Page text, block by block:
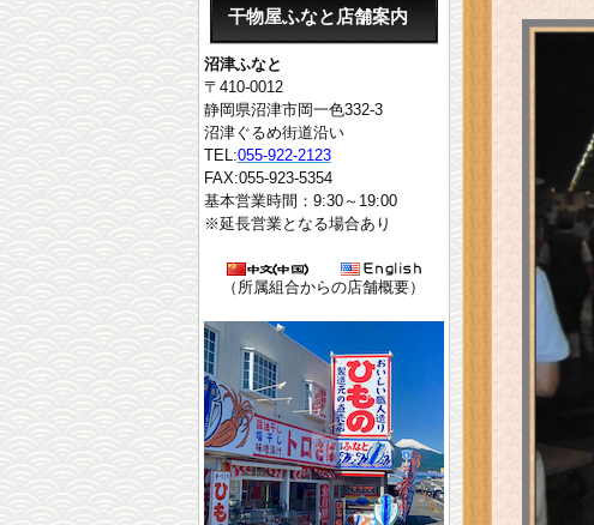
干物屋ふなと店舗案内
沼津ふなと
〒410-0012
静岡県沼津市岡一色332-3
沼津ぐるめ街道沿い
TEL:055-922-2123
FAX:055-923-5354
基本営業時間：9:30～19:00
※延長営業となる場合あり
（所属組合からの店舗概要）